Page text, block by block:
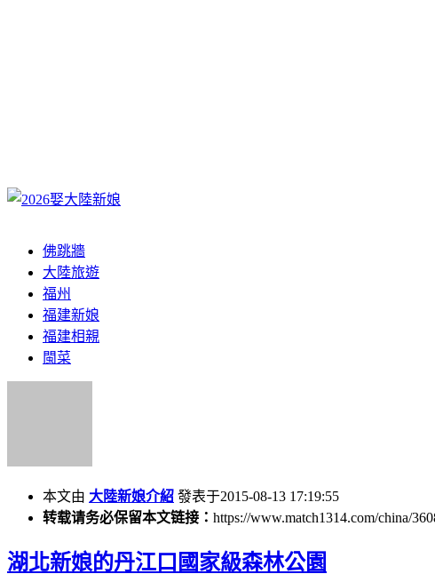
佛跳牆
大陸旅遊
福州
福建新娘
福建相親
閩菜
本文由 大陸新娘介紹 發表于2015-08-13 17:19:55
转载请务必保留本文链接： https://www.match1314.com/china/
湖北新娘的丹江口國家級森林公園